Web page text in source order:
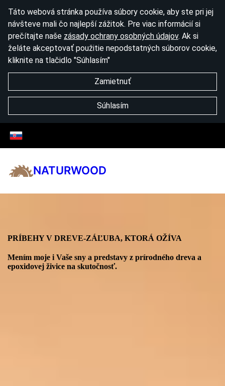
Táto webová stránka používa súbory cookie, aby ste pri jej
návšteve mali čo najlepší zážitok. Pre viac informácií si
prečítajte naše zásady ochrany osobných údajov. Ak si
želáte akceptovať použitie nepodstatných súborov cookie,
kliknite na tlačidlo "Súhlasím"
Zamietnuť
Súhlasím
NATURWOOD
PRÍBEHY V DREVE-ZÁĽUBA, KTORÁ OŽÍVA
Mením moje i Vaše sny a predstavy z prírodného dreva a
epoxidovej živice na skutočnosť.